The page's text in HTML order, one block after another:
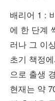
배리어 1 :
에 한 단계
러나 그 이
초기 책정
으로 출생
현재는 약